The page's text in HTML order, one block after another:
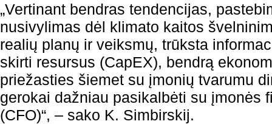
„Vertinant bendras tendencijas,
nusivylimas dėl klimato kaitos
realių planų ir veiksmų, trūksta
skirti resursus (CapEX), bendrą
priežasties šiemet su įmonių tvarumu
gerokai dažniau pasikalbėti su įmonės
(CFO)“, – sako K. Simbirskij.